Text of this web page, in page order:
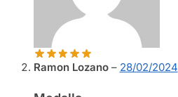
Ramon Lozano – 28/02/2024